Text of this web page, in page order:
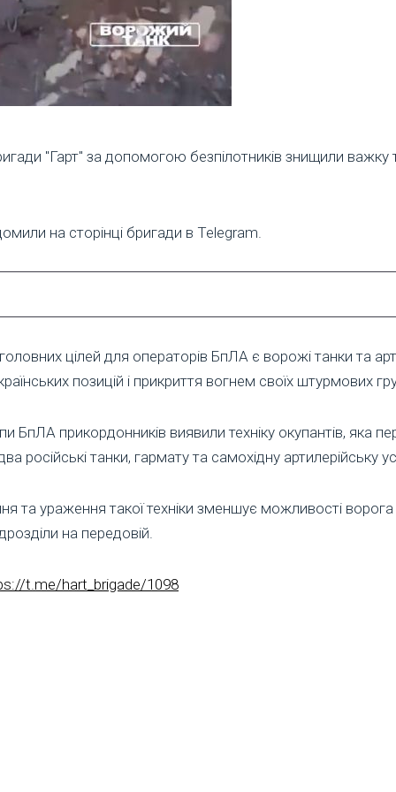
"Гарт" за допомогою безпілотників знищили важку
на сторінці бригади в Telegram.
цілей для операторів БпЛА є ворожі танки та
позицій і прикриття вогнем своїх штурмових
БпЛА прикордонників виявили техніку окупантів, яка
російські танки, гармату та самохідну артилерійську
та ураження такої техніки зменшує можливості
на передовій.
t.me/hart_brigade/1098